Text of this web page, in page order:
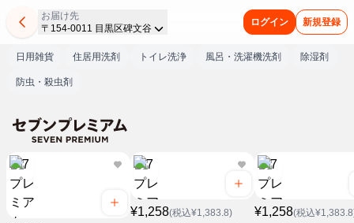
お届け先
〒154-0011 目黒区碑文谷
ログイン 新規登録
日用雑貨 住居用洗剤 トイレ洗浄 風呂・洗濯機洗剤 除湿剤
防虫・殺虫剤
¥1,258(税込¥1,383.8) ¥1,258(税込